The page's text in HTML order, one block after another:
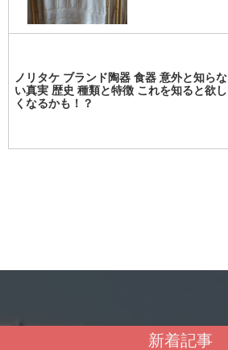
ノリタケ ブランド陶器 食器 意外と知らな
い真実 歴史 種類と特徴 これを知ると欲し
くなるかも！？
新着記事